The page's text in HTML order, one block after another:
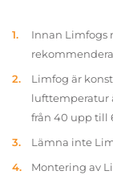
Innan Limfogs
Limfog är
lufttemperatur
från 40 upp till
Lämna inte
Montering av